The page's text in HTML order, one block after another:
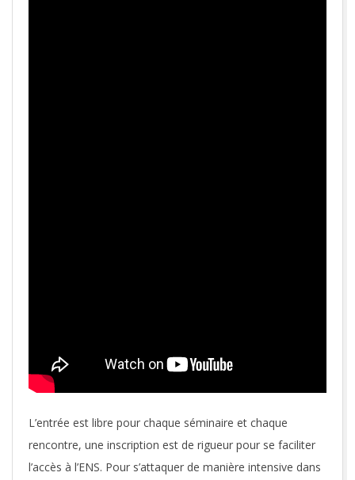
L’entrée est libre pour chaque séminaire et chaque
rencontre, une inscription est de rigueur pour se faciliter
l’accès à l’ENS. Pour s’attaquer de manière intensive dans